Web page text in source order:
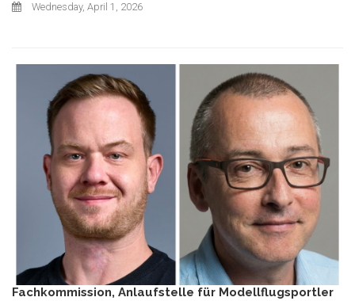
Wednesday, April 1, 2026
Fachkommission, Anlaufstelle für Modellflugsportler